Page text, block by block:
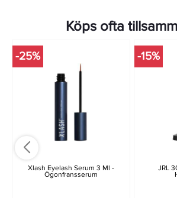
Köps ofta
-25%
Xlash Eyelash Serum 3 Ml -
Ögonfransserum
-15%
JRL